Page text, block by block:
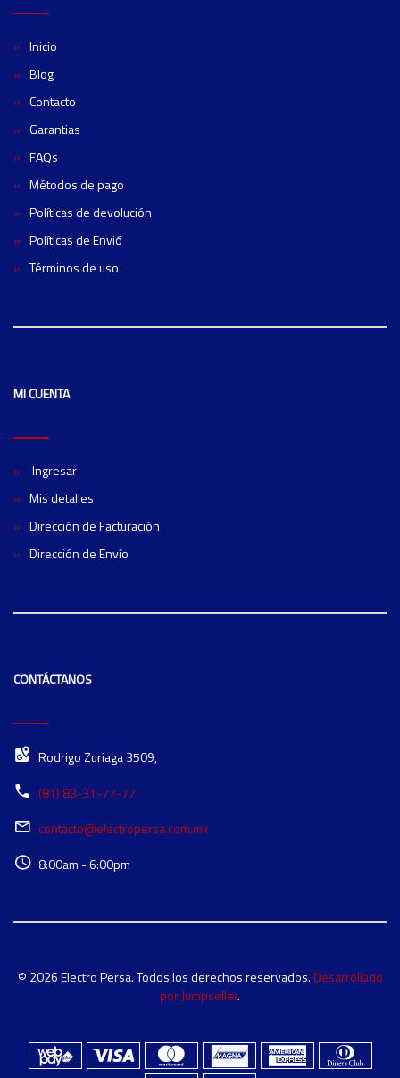
Inicio
Blog
Contacto
Garantias
FAQs
Métodos de pago
Políticas de devolución
Políticas de Envió
Términos de uso
MI CUENTA
Ingresar
Mis detalles
Dirección de Facturación
Dirección de Envío
CONTÁCTANOS
Rodrigo Zuriaga 3509,
(81) 83-31-77-77
contacto@electropersa.com.mx
8:00am - 6:00pm
© 2026 Electro Persa. Todos los derechos reservados. Desarrollado
por Jumpseller.